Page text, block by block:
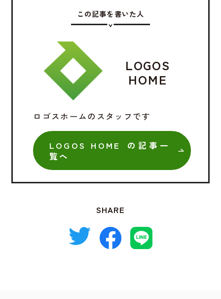
この記事を書いた人
LOGOS
HOME
ロゴスホームのスタッフです
LOGOS HOME の記事一
覧へ
SHARE